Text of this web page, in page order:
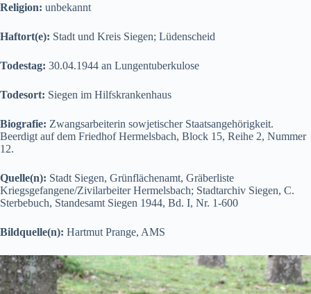
Religion: unbekannt
Haftort(e): Stadt und Kreis Siegen; Lüdenscheid
Todestag: 30.04.1944 an Lungentuberkulose
Todesort: Siegen im Hilfskrankenhaus
Biografie: Zwangsarbeiterin sowjetischer Staatsangehörigkeit.
Beerdigt auf dem Friedhof Hermelsbach, Block 15, Reihe 2, Nummer
12.
Quelle(n): Stadt Siegen, Grünflächenamt, Gräberliste
Kriegsgefangene/Zivilarbeiter Hermelsbach; Stadtarchiv Siegen, C.
Sterbebuch, Standesamt Siegen 1944, Bd. I, Nr. 1-600
Bildquelle(n): Hartmut Prange, AMS